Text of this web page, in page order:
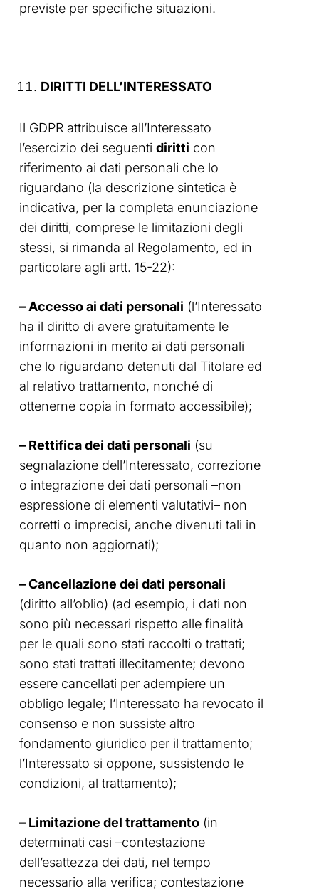
previste per specifiche situazioni.
DIRITTI DELL’INTERESSATO
Il GDPR attribuisce all’Interessato
l’esercizio dei seguenti diritti con
riferimento ai dati personali che lo
riguardano (la descrizione sintetica è
indicativa, per la completa enunciazione
dei diritti, comprese le limitazioni degli
stessi, si rimanda al Regolamento, ed in
particolare agli artt. 15-22):
– Accesso ai dati personali (l’Interessato
ha il diritto di avere gratuitamente le
informazioni in merito ai dati personali
che lo riguardano detenuti dal Titolare ed
al relativo trattamento, nonché di
ottenerne copia in formato accessibile);
– Rettifica dei dati personali (su
segnalazione dell’Interessato, correzione
o integrazione dei dati personali –non
espressione di elementi valutativi– non
corretti o imprecisi, anche divenuti tali in
quanto non aggiornati);
– Cancellazione dei dati personali
(diritto all’oblio) (ad esempio, i dati non
sono più necessari rispetto alle finalità
per le quali sono stati raccolti o trattati;
sono stati trattati illecitamente; devono
essere cancellati per adempiere un
obbligo legale; l’Interessato ha revocato il
consenso e non sussiste altro
fondamento giuridico per il trattamento;
l’Interessato si oppone, sussistendo le
condizioni, al trattamento);
– Limitazione del trattamento(in
determinati casi –contestazione
dell’esattezza dei dati, nel tempo
necessario alla verifica; contestazione